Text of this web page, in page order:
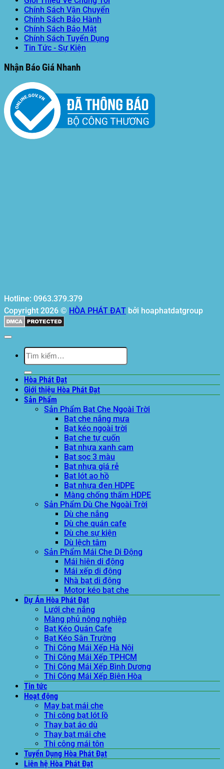
Chính Sách Vận Chuyển
Chính Sách Bảo Hành
Chính Sách Bảo Mật
Chính Sách Tuyển Dụng
Tin Tức - Sự Kiện
Nhận Báo Giá Nhanh
Hotline: 0963.379.379
Copyright 2026 © HÒA PHÁT ĐẠT bởi hoaphatdatgroup
Tìm
kiếm:
Hòa Phát Đạt
Giới thiệu Hòa Phát Đạt
Sản Phẩm
Sản Phẩm Bạt Che Ngoài Trời
Bạt che nắng mưa
Bạt kéo ngoài trời
Bạt che tự cuốn
Bạt nhựa xanh cam
Bạt sọc 3 màu
Bạt nhựa giá rẻ
Bạt lót ao hồ
Bạt nhựa đen HDPE
Màng chống thấm HDPE
Sản Phẩm Dù Che Ngoài Trời
Dù che nắng
Dù che quán cafe
Dù che sự kiện
Dù lệch tâm
Sản Phẩm Mái Che Di Động
Mái hiên di động
Mái xếp di động
Nhà bạt di động
Motor kéo bạt che
Dự Án Hòa Phát Đạt
Lưới che nắng
Màng phủ nông nghiệp
Bạt Kéo Quán Cafe
Bạt Kéo Sân Trường
Thi Công Mái Xếp Hà Nội
Thi Công Mái Xếp TPHCM
Thi Công Mái Xếp Bình Dương
Thi Công Mái Xếp Biên Hòa
Tin tức
Hoạt động
May bạt mái che
Thi công bạt lót lồ
Thay bạt áo dù
Thay bạt mái che
Thi công mái tôn
Tuyển Dụng Hòa Phát Đạt
Liên hệ Hòa Phát Đạt